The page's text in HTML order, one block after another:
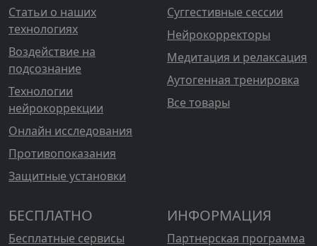
Статьи о наших
технологиях
Воздействие на
подсознание
Технологии
нейрокоррекции
Онлайн исследования
Противопоказания
Защитные установки
Суггестивные сессии
Нейрокорректоры
Медитация и релаксация
Аутогенная тренировка
Все товары
БЕСПЛАТНО
Бесплатные сервисы
ИНФОРМАЦИЯ
Партнерская программа